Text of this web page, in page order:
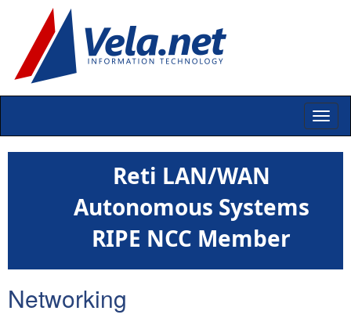
Reti LAN/WAN
Autonomous Systems
RIPE NCC Member
Networking